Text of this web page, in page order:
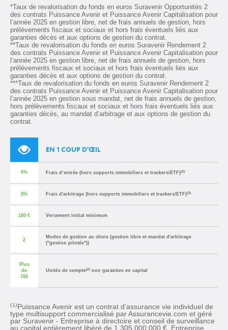
*Taux de revalorisation du fonds en euros Suravenir Opportunités 2
des contrats Puissance Avenir et Puissance Avenir Capitalisation pour
l’année 2025 en gestion libre, net de frais annuels de gestion, hors
prélèvements fiscaux et sociaux et hors frais éventuels liés aux
garanties décès et aux options de gestion du contrat.
**Taux de revalorisation du fonds en euros Suravenir Rendement 2
des contrats Puissance Avenir et Puissance Avenir Capitalisation pour
l’année 2025 en gestion libre, net de frais annuels de gestion, hors
prélèvements fiscaux et sociaux et hors frais éventuels liés aux
garanties décès et aux options de gestion du contrat.
***Taux de revalorisation du fonds en euros Suravenir Rendement 2
des contrats Puissance Avenir et Puissance Avenir Capitalisation pour
l’année 2025 en gestion sous mandat, net de frais annuels de gestion,
hors prélèvements fiscaux et sociaux et hors frais éventuels liés aux
garanties décès, au mandat d’arbitrage et aux options de gestion du
contrat.
EN 1 COUP D’ŒIL
0% Frais d’entrée (hors supports immobiliers et trackers/ETF)(3)
0% Frais d'arbitrage (hors supports immobiliers et trackers/ETF)(3)
100 € Versement initial minimum
2
Modes de gestion au choix (gestion libre et mandat d'arbitrage
("gestion pilotée"))
Plus
de
700
Unités de compte(2) non garanties en capital
(1)Puissance Avenir est un contrat d’assurance vie individuel de
type multisupport commercialisé par Assurancevie.com et géré
par Suravenir - Entreprise à directoire et conseil de surveillance
au capital entièrement libéré de 1 305 000 000 €. Entreprise